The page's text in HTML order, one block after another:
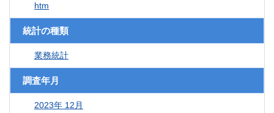
htm
統計の種類
業務統計
調査年月
2023年 12月